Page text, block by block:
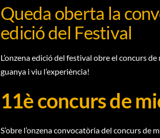
Queda oberta la
edició del Festival
L’onzena edició del festival obre el concurs
guanya i viu l’experiència!
11è concurs de
S’obre l’onzena convocatòria del concurs de